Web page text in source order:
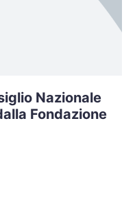
Nazionale
Fondazione